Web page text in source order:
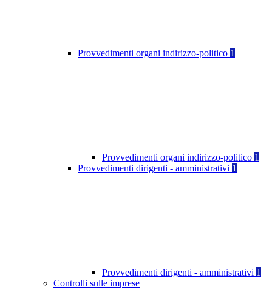
Provvedimenti organi indirizzo-politico 1
Provvedimenti organi indirizzo-politico 1
Provvedimenti dirigenti - amministrativi 1
Provvedimenti dirigenti - amministrativi 1
Controlli sulle imprese